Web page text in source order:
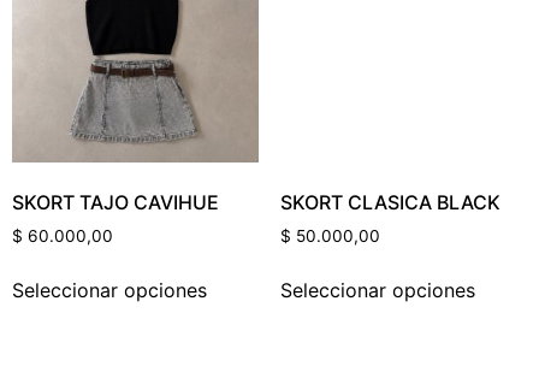
Etiquetas Del Producto
SKORT TAJO CAVIHUE
$ 60.000,00
Seleccionar opciones
SKORT CLASICA BLACK
$ 50.000,00
Seleccionar opciones